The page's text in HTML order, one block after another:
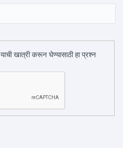
खात्री करून घेण्यासाठी हा प्रश्न